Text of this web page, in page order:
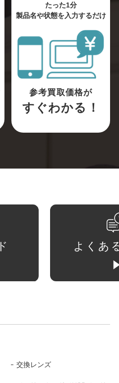
たった1分
製品名や状態を入力するだけ
参考買取価格が
すぐわかる！
よくあ
交換レンズ